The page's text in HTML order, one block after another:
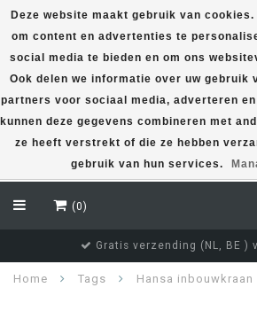
(0)
Gratis verzending (NL, BE )
Home Tags Hansa inbouwkraan
Deze website maakt gebruik van
om content en advertenties te
social media te bieden en om ons
Ook delen we informatie over uw gebruik
partners voor sociaal media, adverteren
kunnen deze gegevens combineren met
ze heeft verstrekt of die ze hebben
gebruik van hun services.